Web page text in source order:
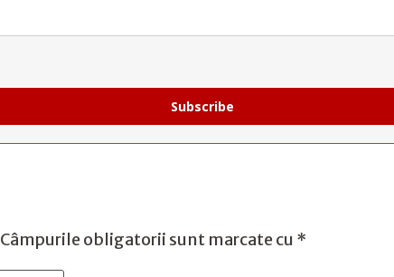
Subscribe
Câmpurile obligatorii sunt marcate cu *